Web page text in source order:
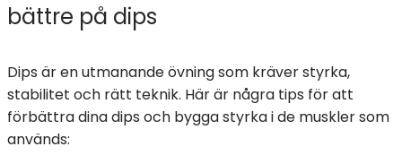
bättre på dips
Dips är en utmanande övning som kräver styrka,
stabilitet och rätt teknik. Här är några tips för att
förbättra dina dips och bygga styrka i de muskler som
används: